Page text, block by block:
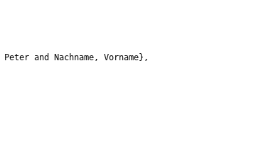
and Nachname, Vorname} ,